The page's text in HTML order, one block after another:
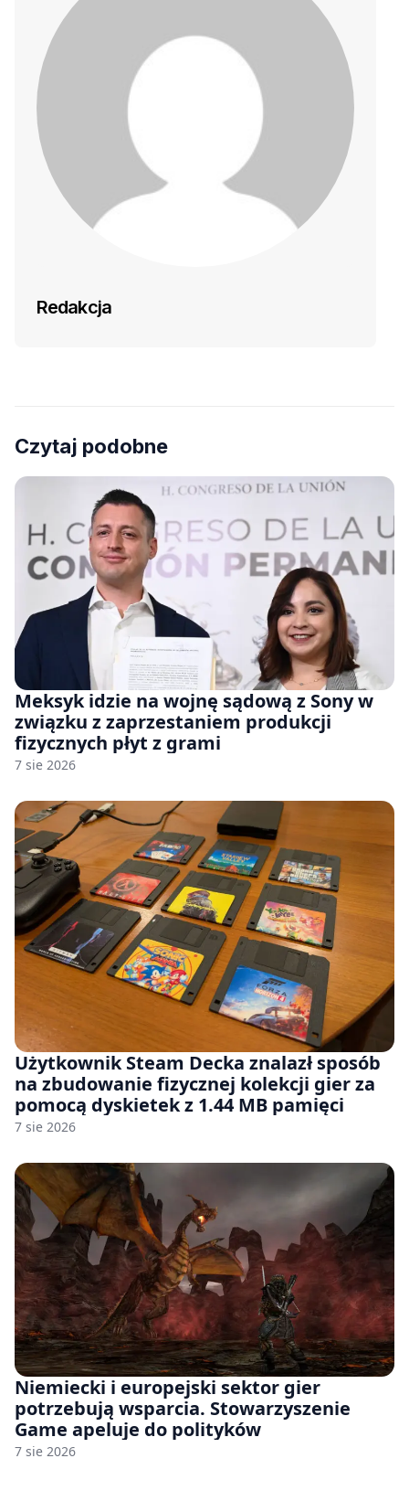
Redakcja
Czytaj podobne
Meksyk idzie na wojnę sądową z Sony w
związku z zaprzestaniem produkcji
fizycznych płyt z grami
7 sie 2026
Użytkownik Steam Decka znalazł sposób
na zbudowanie fizycznej kolekcji gier za
pomocą dyskietek z 1.44 MB pamięci
7 sie 2026
Niemiecki i europejski sektor gier
potrzebują wsparcia. Stowarzyszenie
Game apeluje do polityków
7 sie 2026